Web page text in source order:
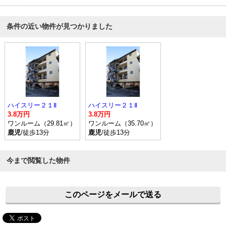
条件の近い物件が見つかりました
ハイスリー２１Ⅱ
3.8万円
ワンルーム（29.81㎡）
鹿児/徒歩13分
ハイスリー２１Ⅱ
3.8万円
ワンルーム（35.70㎡）
鹿児/徒歩13分
今まで閲覧した物件
このページをメールで送る